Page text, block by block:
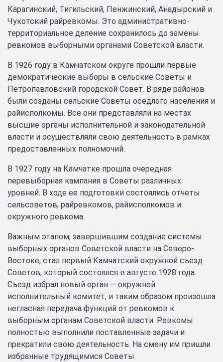
Карагинский, Тигильский, Пенжинский, Анадырский и
Чукотский райревкомы. Это административно-
территориальное деление сохранилось до замены
ревкомов выборными органами Советской власти.
В 1926 году в Камчатском округе прошли первые
демократические выборы в сельские Советы и
Петропавловский городской Совет. В ряде районов
были созданы сельские Советы оседлого населения и
райисполкомы. Все они представляли на местах
высшие органы исполнительной и законодательной
власти и осуществляли свою деятельность в рамках
предоставленных полномочий.
В 1927 году на Камчатке прошла очередная
перевыборная кампания в Советы различных
уровней. В ходе ее подготовки состоялись отчеты
сельсоветов, райревкомов, райисполкомов и
окружного ревкома.
Важным этапом, завершившим создание системы
выборных органов Советской власти на Северо-
Востоке, стал первый Камчатский окружной съезд
Советов, который состоялся в августе 1928 года.
Съезд избрал новый орган — окружной
исполнительный комитет, и таким образом произошла
негласная передача функций от ревкомов к
выборным органам Советской власти. Ревкомы
полностью выполнили поставленные задачи и
прекратили свою деятельность. На смену им пришли
избранные трудящимися Советы.